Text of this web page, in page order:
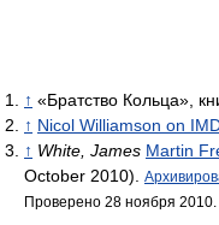
↑ «Братство Кольца»,
↑ Nicol Williamson on
↑ White, James Martin
October 2010).
Проверено 28 ноября 2010.